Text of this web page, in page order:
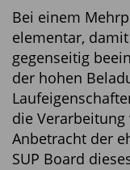
Bei einem
elementar,
gegenseitig
der hohen
die
Anbetracht der
SUP Board